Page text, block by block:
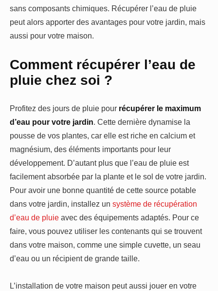
sans composants chimiques. Récupérer l’eau de pluie
peut alors apporter des avantages pour votre jardin, mais
aussi pour votre maison.
Comment récupérer l’eau de
pluie chez soi ?
Profitez des jours de pluie pour récupérer le maximum
d’eau pour votre jardin. Cette dernière dynamise la
pousse de vos plantes, car elle est riche en calcium et
magnésium, des éléments importants pour leur
développement. D’autant plus que l’eau de pluie est
facilement absorbée par la plante et le sol de votre jardin.
Pour avoir une bonne quantité de cette source potable
dans votre jardin, installez un système de récupération
d’eau de pluie avec des équipements adaptés. Pour ce
faire, vous pouvez utiliser les contenants qui se trouvent
dans votre maison, comme une simple cuvette, un seau
d’eau ou un récipient de grande taille.
L’installation de votre maison peut aussi jouer en votre